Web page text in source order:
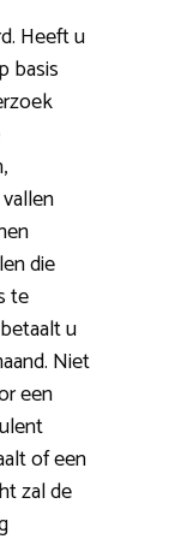
Heeft u
basis
die
te
u
Niet
een
of een
zal de